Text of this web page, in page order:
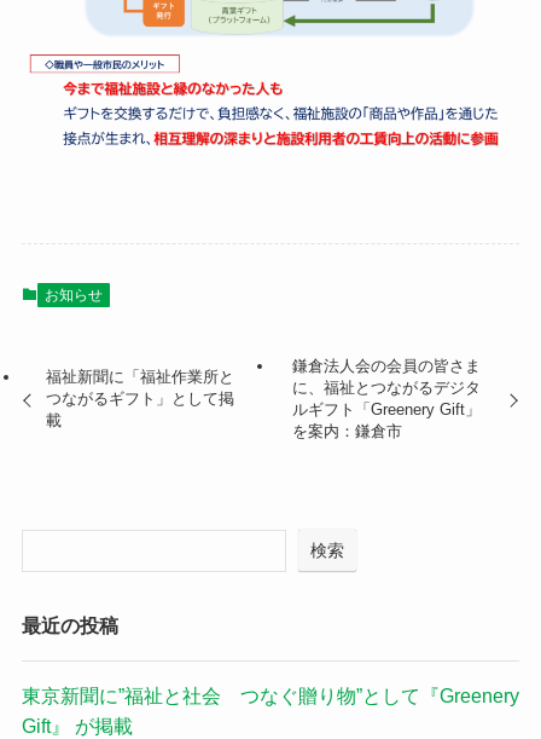
お知らせ
福祉新聞に「福祉作業所と
つながるギフト」として掲
載
鎌倉法人会の会員の皆さま
に、福祉とつながるデジタ
ルギフト「Greenery Gift」
を案内：鎌倉市
検索
最近の投稿
東京新聞に”福祉と社会 つなぐ贈り物”として『Greenery
Gift』 が掲載